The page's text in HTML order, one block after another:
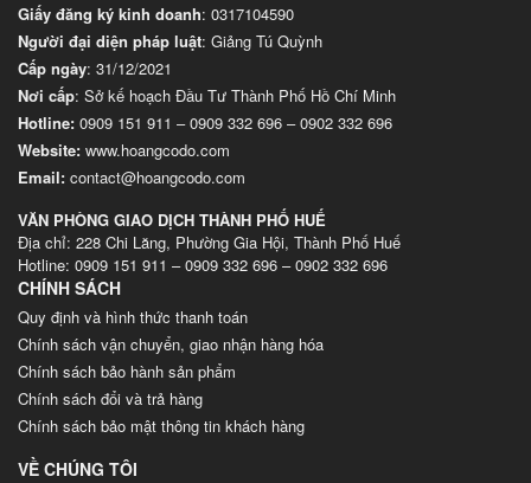
Giấy đăng ký kinh doanh: 0317104590
Người đại diện pháp luật: Giảng Tú Quỳnh
Cấp ngày: 31/12/2021
Nơi cấp: Sở kế hoạch Đầu Tư Thành Phố Hồ Chí Minh
Hotline: 0909 151 911 –0909 332 696 –0902 332 696
Website: www.hoangcodo.com
Email: contact@hoangcodo.com
VĂN PHÒNG GIAO DỊCH THÀNH PHỐ HUẾ
Địa chỉ: 228 Chi Lăng, Phường Gia Hội, Thành Phố Huế
Hotline: 0909 151 911 – 0909 332 696 – 0902 332 696
CHÍNH SÁCH
Quy định và hình thức thanh toán
Chính sách vận chuyển, giao nhận hàng hóa
Chính sách bảo hành sản phẩm
Chính sách đổi và trả hàng
Chính sách bảo mật thông tin khách hàng
VỀ CHÚNG TÔI